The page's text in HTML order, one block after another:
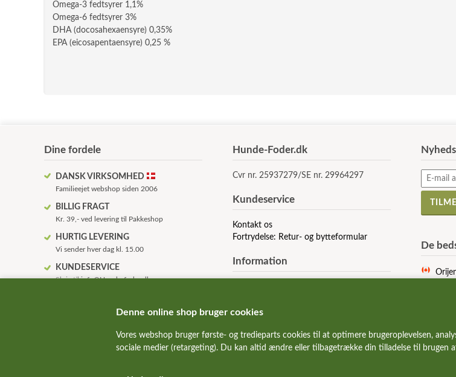
Denne online shop bruger cookies
Vores webshop bruger første- og tredieparts cookies til at optimere brugeroplevelsen,
sociale medier (retargeting). Du kan altid ændre eller tilbagetrække din tilladelse til brugen
Omega-3 fedtsyrer 1,1%
Omega-6 fedtsyrer 3%
DHA (docosahexaensyre) 0,35%
EPA (eicosapentaensyre) 0,25 %
Dine fordele
DANSK VIRKSOMHED
Familieejet webshop siden 2006
BILLIG FRAGT
Kr. 39,- ved levering til Pakkeshop
HURTIG LEVERING
Vi sender hver dag kl. 15.00
KUNDESERVICE
Skriv tilinfo@Hunde-foder.dk
Alle de bedste hundemad mærker
Vi hjælper gerne med fodervejledning
Hunde-Foder.dk
Cvr nr. 25937279/SE nr. 29964297
Kundeservice
Kontakt os
Fortrydelse: Retur- og bytteformular
Information
Anvendelse af Cookies
Rabatkoder og gode tilbud
De
Ziwi